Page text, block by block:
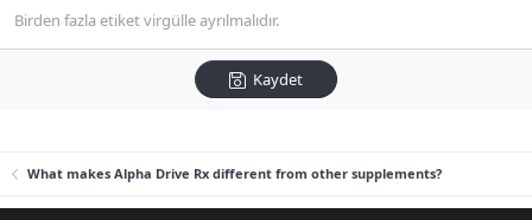
Birden fazla etiket virgülle ayrılmalıdır.
Kaydet
What makes Alpha Drive Rx different from other supplements?